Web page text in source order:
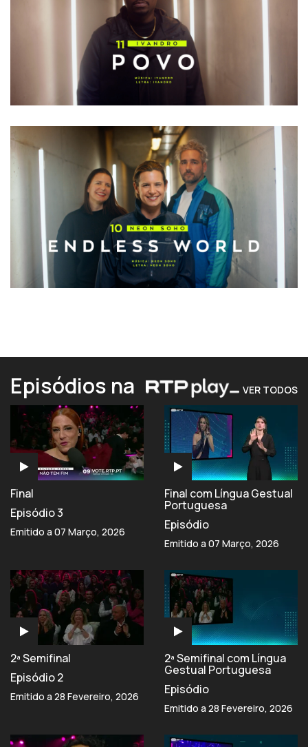
Episódios na VER TODOS
Final
Episódio 3
Emitido a 07 Março, 2026
Final com Língua Gestual
Portuguesa
Episódio
Emitido a 07 Março, 2026
2ª Semifinal
Episódio 2
Emitido a 28 Fevereiro, 2026
2ª Semifinal com Língua
Gestual Portuguesa
Episódio
Emitido a 28 Fevereiro, 2026